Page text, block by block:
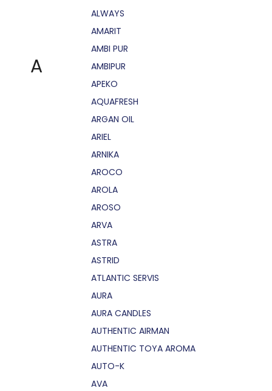
A
ALWAYS
AMARIT
AMBI PUR
AMBIPUR
APEKO
AQUAFRESH
ARGAN OIL
ARIEL
ARNIKA
AROCO
AROLA
AROSO
ARVA
ASTRA
ASTRID
ATLANTIC SERVIS
AURA
AURA CANDLES
AUTHENTIC AIRMAN
AUTHENTIC TOYA AROMA
AUTO-K
AVA